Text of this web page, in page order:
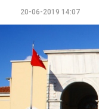
20-06-2019 14:07